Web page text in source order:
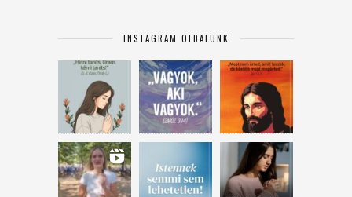
INSTAGRAM OLDALUNK